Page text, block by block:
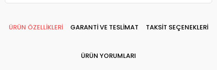
ÜRÜN ÖZELLİKLERİ GARANTİ VE TESLİMAT TAKSİT SEÇENEKLERİ
ÜRÜN YORUMLARI